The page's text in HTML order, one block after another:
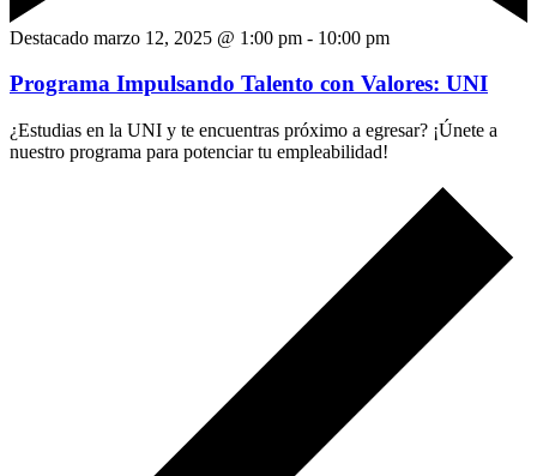
Destacado marzo 12, 2025 @ 1:00 pm - 10:00 pm
Programa Impulsando Talento con Valores: UNI
¿Estudias en la UNI y te encuentras próximo a egresar? ¡Únete a
nuestro programa para potenciar tu empleabilidad!